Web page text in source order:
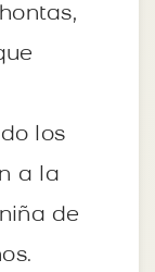
los
a la
de